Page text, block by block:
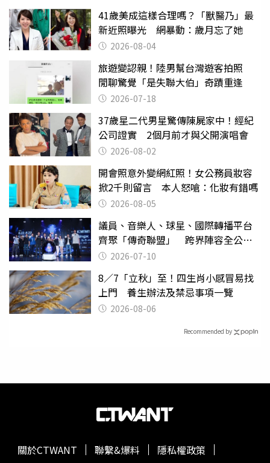
41歲美成這樣合理嗎？「獸醫乃」最
新近照曝光 網暴動：歲月忘了她
2026-08-04
旅遊變認親！陸男幫台灣遊客拍照
閒聊驚覺「是失聯大伯」奇蹟重逢
2026-07-18
37歲星二代男星驚傳陳屍家中！經紀
公司證實 2個月前才與父開演唱會
2026-08-02
開會照意外變網紅照！女公務員妝容
掀2千則留言 本人怒嗆：化妝有錯嗎
2026-08-05
議員、音樂人、球星、國際轉播平台
齊聚「傳奇聯盟」 跨界陣容全公
開 劍指亞洲新傳奇聯賽
2026-07-10
8／7「立秋」至！四生肖小感冒易找
上門 養生辦法及禁忌事項一覽
2026-08-06
Recommended by
關於CTWANT 聯繫&爆料
隱私權政策